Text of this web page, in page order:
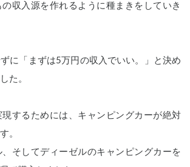
収入源を作れるように種まきをしていき
に「まずは5万円の収入でいい。」と決め
た。
現するためには、キャンピングカーが絶対
。
、そしてディーゼルのキャンピングカーを